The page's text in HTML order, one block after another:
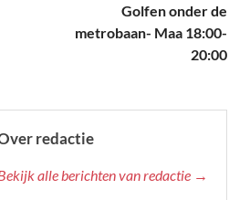
Golfen onder de
metrobaan- Maa 18:00-
20:00
redactie
alle berichten van redactie →